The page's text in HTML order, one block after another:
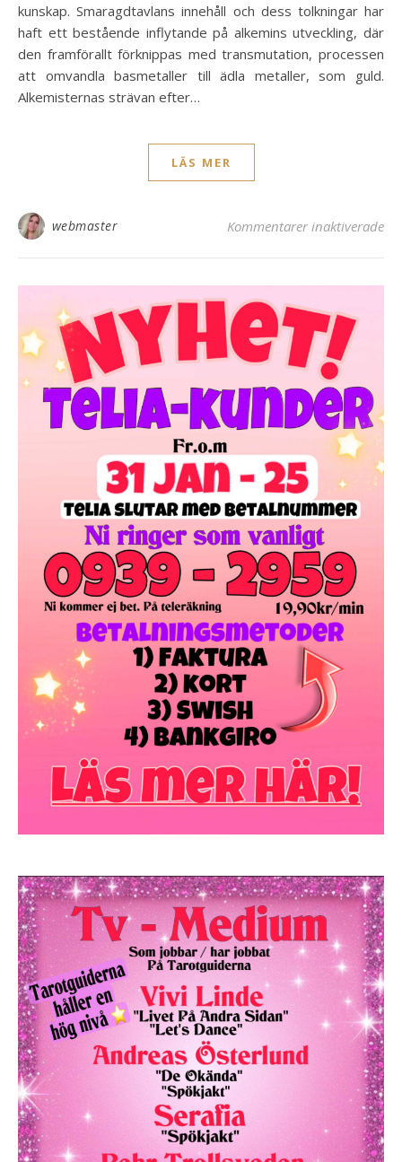
kunskap. Smaragdtavlans innehåll och dess tolkningar har
haft ett bestående inflytande på alkemins utveckling, där
den framförallt förknippas med transmutation, processen
att omvandla basmetaller till ädla metaller, som guld.
Alkemisternas strävan efter…
LÄS MER
webmaster Kommentarer inaktiveradeför